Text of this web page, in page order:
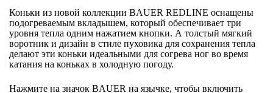
Коньки из новой коллекции BAUER REDLINE оснащены
подогреваемым вкладышем, который обеспечивает три
уровня тепла одним нажатием кнопки. А толстый мягкий
воротник и дизайн в стиле пуховика для сохранения тепла
делают эти коньки идеальными для согрева ног во время
катания на коньках в холодную погоду.
Нажмите на значок BAUER на язычке, чтобы включить